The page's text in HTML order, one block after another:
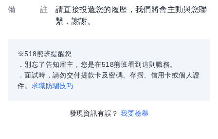
備 註
請直接投遞您的履歷，我們將會主動與您聯
繫，謝謝。
※518熊班提醒您
．別忘了告知雇主，您是在518熊班看到這則職務。
．面試時，請勿交付提款卡及密碼、存摺、信用卡或個人證
件。 求職防騙技巧
發現資訊有誤？ 我要檢舉